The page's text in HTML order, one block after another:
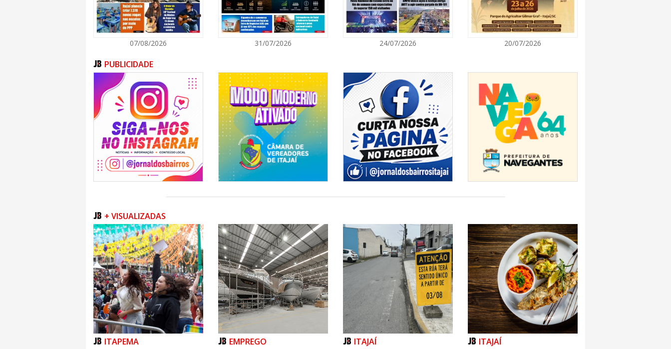
A participação da comunidade é importante, sempre que presenciarem veículos
transitando de forma irregular e colocando em risco todos os usuários da via,
denuncie pelo fone 153, pelo (47) 3249-5809 ou, ainda, pelo WhatsApp da Central
de Operações Integradas (COI) (47) 98811-9129.
penalidades e contribuindo para um trânsito mais seguro.
BALNEÁRIO PIÇARRAS
07/08/2026 | 07:00
NAVEGANTES
07/08/2026 | 07:00
Navegantes conquista nota A+ na Capag do Tesouro
Nacional
07/08/2026 31/07/2026 24/07/2026 20/07/2026
PUBLICIDADE
+ VISUALIZADAS
ITAPEMA EMPREGO ITAJAÍ ITAJAÍ